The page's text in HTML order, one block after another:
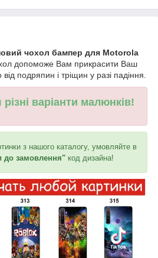
чохол бампер для Motorola
допоможе Вам прикрасити Ваш
подряпин і тріщин у разі падіння.
варіанти малюнків!
з нашого каталогу, умовляйте в
до замовлення" код дизайна!